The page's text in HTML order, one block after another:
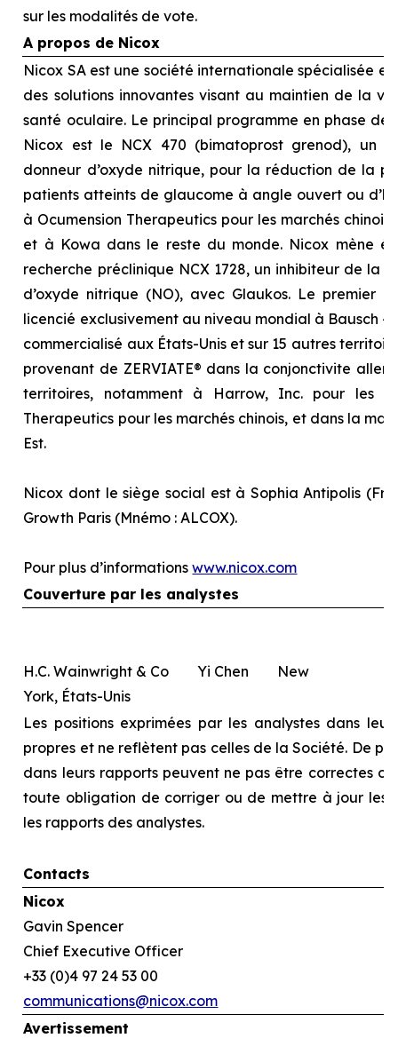
sur les modalités de vote.
A propos de Nicox
Nicox SA est une société internationale spécialisée
des solutions innovantes visant au maintien de la
santé oculaire. Le principal programme en phase
Nicox est le NCX 470 (bimatoprost grenod), un
donneur d’oxyde nitrique, pour la réduction de la
patients atteints de glaucome à angle ouvert ou
à Ocumension Therapeutics pour les marchés
et à Kowa dans le reste du monde. Nicox mène
recherche préclinique NCX 1728, un inhibiteur de la
d’oxyde nitrique (NO), avec Glaukos. Le premier
licencié exclusivement au niveau mondial à Bausch +
commercialisé aux États-Unis et sur 15 autres
provenant de ZERVIATE® dans la conjonctivite
territoires, notamment à Harrow, Inc. pour les
Therapeutics pour les marchés chinois, et dans la
Est.
Nicox dont le siège social est à Sophia Antipolis
Growth Paris (Mnémo : ALCOX).
Pour plus d’informationswww.nicox.com
Couverture par les analystes
H.C. Wainwright & Co Yi Chen New
York, États-Unis
Les positions exprimées par les analystes dans
propres et ne reflètent pas celles de la Société. De
dans leurs rapports peuvent ne pas être correctes
toute obligation de corriger ou de mettre à jour les
les rapports des analystes.
Contacts
Nicox
Gavin Spencer
Chief Executive Officer
+33 (0)4 97 24 53 00
communications@nicox.com
Avertissement